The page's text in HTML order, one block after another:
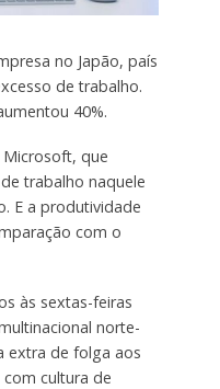
no Japão, país
de trabalho.
40%.
que
trabalho naquele
E a produtividade
com o
às sextas-feiras
norte-
extra de folga aos
cultura de